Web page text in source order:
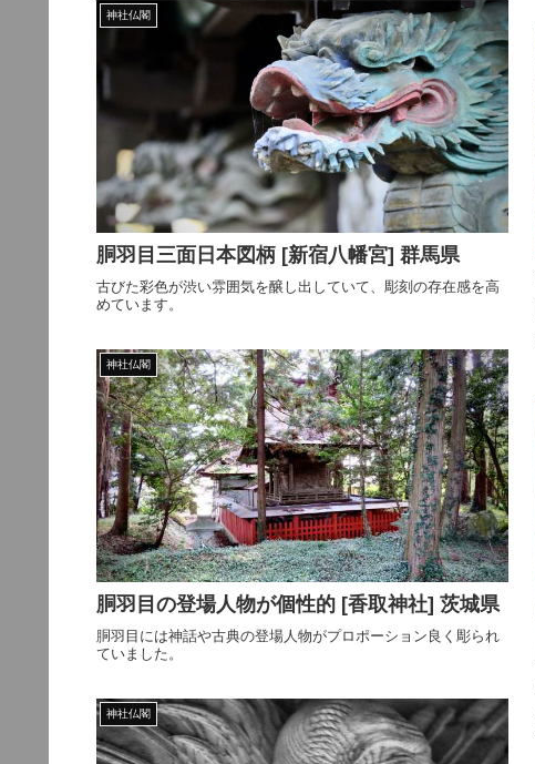
神社仏閣
胴羽目三面日本図柄 [新宿八幡宮] 群馬県
古びた彩色が渋い雰囲気を醸し出していて、彫刻の存在感を高
めています。
神社仏閣
胴羽目の登場人物が個性的 [香取神社] 茨城県
胴羽目には神話や古典の登場人物がプロポーション良く彫られ
ていました。
神社仏閣